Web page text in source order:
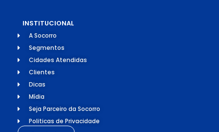
INSTITUCIONAL
A Socorro
Segmentos
Cidades Atendidas
Clientes
Dicas
Mídia
Seja Parceiro da Socorro
Politicas de Privacidade